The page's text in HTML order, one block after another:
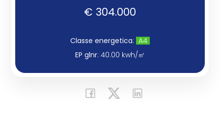
€ 304.000
Classe energetica: A4
EP glnr: 40.00 kwh/㎡